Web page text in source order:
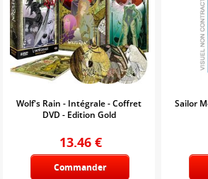
Wolf's Rain - Intégrale - Coffret
DVD - Edition Gold
13.46 €
Commander
Sailor